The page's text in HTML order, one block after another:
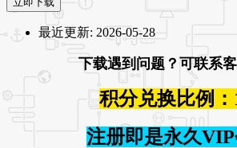
最近更新: 2026-05-28
下载遇到问题？可联系
积分兑换比例：
注册即是永久